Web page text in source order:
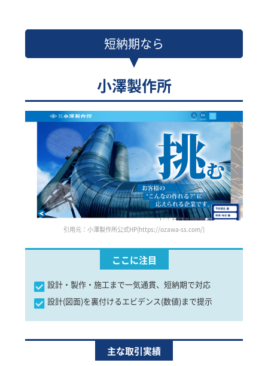
短納期なら
小澤製作所
引用元：小澤製作所公式HP(https://ozawa-ss.com/)
ここに注目
設計・製作・施工まで一気通貫、短納期で対応
設計(図面)を裏付けるエビデンス(数値)まで提示
主な取引実績